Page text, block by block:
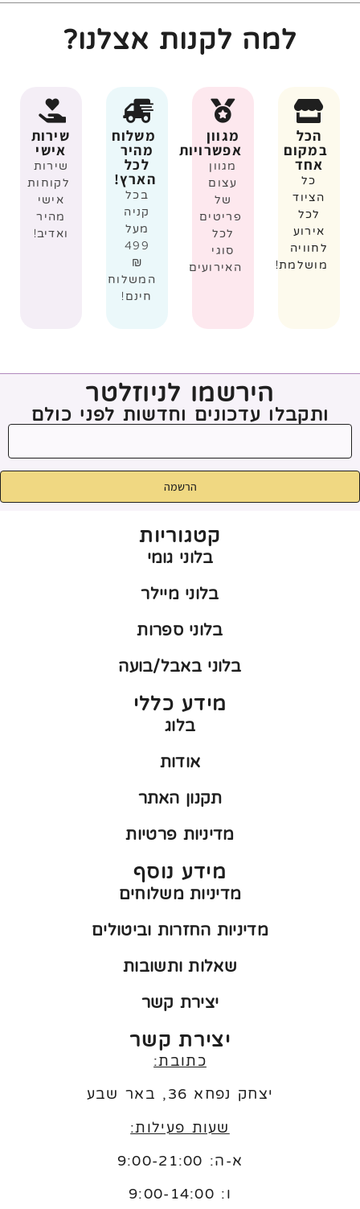
למה לקנות אצלנו?
הכל
במקום
אחד
כל
הציוד
לכל
אירוע
לחוויה
מושלמת!
מגוון
אפשרויות
מגוון
עצום
של
פריטים
לכל
סוגי
האירועים
משלוח
מהיר
לכל
הארץ!
בכל
קניה
מעל
499
₪
המשלוח
חינם!
שירות
אישי
שירות
לקוחות
אישי
מהיר
ואדיב!
הירשמו לניוזלטר
ותקבלו עדכונים וחדשות לפני כולם
הרשמה
קטגוריות
בלוני גומי
בלוני מיילר
בלוני ספרות
בלוני באבל/בועה
מידע כללי
בלוג
אודות
תקנון האתר
מדיניות פרטיות
מידע נוסף
מדיניות משלוחים
מדיניות החזרות וביטולים
שאלות ותשובות
יצירת קשר
יצירת קשר
כתובת:
יצחק נפחא 36, באר שבע
שעות פעילות:
א-ה: 9:00-21:00
ו: 9:00-14:00